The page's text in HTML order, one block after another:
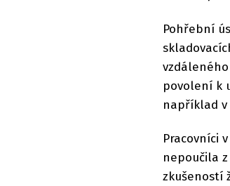
Pohřební
povolení k
například
Pracovníci
nepoučila
zkušeností